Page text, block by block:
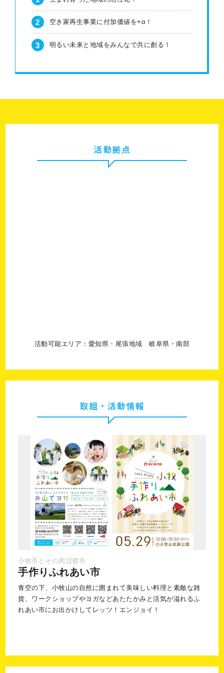
空き家再生事業に付加価値を+α！
明るい未来と地域をみんなで共に創る！
活動拠点
活動可能エリア：愛知県・尾張地域 岐阜県・南部
取組・活動情報
小牧市とその周辺都市
手作りふれあい市
青空の下、小牧山の自然に囲まれて美味しい料理と素敵な雑
貨、ワークショップやヨガなどあたたかみと活気が溢れるふ
れあい市にお出かけしてレッツ！エンジョイ！